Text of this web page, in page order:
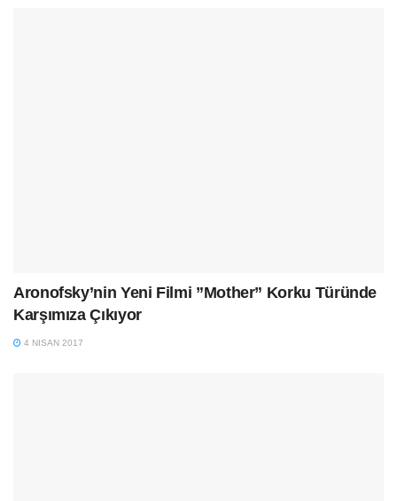
Aronofsky’nin Yeni Filmi ”Mother” Korku Türünde
Karşımıza Çıkıyor
4 NISAN 2017